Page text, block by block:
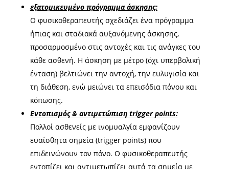
εξατομικευμένο πρόγραμμα άσκησης:
Ο φυσικοθεραπευτής σχεδιάζει ένα πρόγραμμα
ήπιας και σταδιακά αυξανόμενης άσκησης,
προσαρμοσμένο στις αντοχές και τις ανάγκες του
κάθε ασθενή. Η άσκηση με μέτρο (όχι υπερβολική
ένταση) βελτιώνει την αντοχή, την ευλυγισία και
τη διάθεση, ενώ μειώνει τα επεισόδια πόνου και
κόπωσης.
Εντοπισμός & αντιμετώπιση trigger points:
Πολλοί ασθενείς με ινομυαλγία εμφανίζουν
ευαίσθητα σημεία (trigger points) που
επιδεινώνουν τον πόνο. Ο φυσικοθεραπευτής
εντοπίζει και αντιμετωπίζει αυτά τα σημεία με